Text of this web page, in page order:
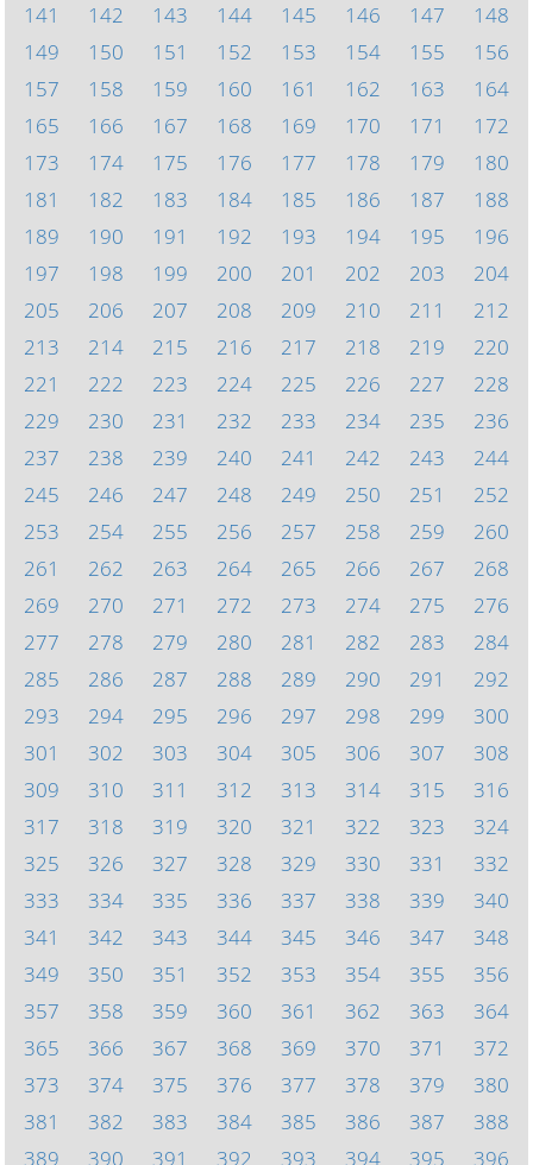
141
142 143 144 145 146 147
148
149
150 151 152 153 154 155
156
157
158 159 160 161 162 163
164
165
166 167 168 169 170 171
172
173
174 175 176 177 178 179
180
181
182 183 184 185 186 187
188
189
190 191 192 193 194 195
196
197
198 199 200 201 202 203
204
205
206 207 208 209 210 211
212
213
214 215 216 217 218 219
220
221
222 223 224 225 226 227
228
229
230 231 232 233 234 235
236
237
238 239 240 241 242 243
244
245
246 247 248 249 250 251
252
253
254 255 256 257 258 259
260
261
262 263 264 265 266 267
268
269
270 271 272 273 274 275
276
277
278 279 280 281 282 283
284
285
286 287 288 289 290 291
292
293
294 295 296 297 298 299
300
301
302 303 304 305 306 307
308
309
310 311 312 313 314 315
316
317
318 319 320 321 322 323
324
325
326 327 328 329 330 331
332
333
334 335 336 337 338 339
340
341
342 343 344 345 346 347
348
349
350 351 352 353 354 355
356
357
358 359 360 361 362 363
364
365
366 367 368 369 370 371
372
373
374 375 376 377 378 379
380
381
382 383 384 385 386 387
388
389
390 391 392 393 394 395 396